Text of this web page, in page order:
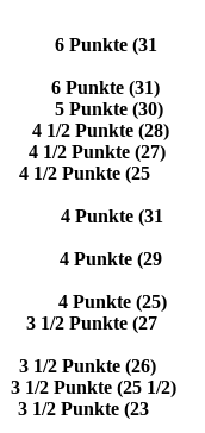
Punkte (31
(31)
(30)
Punkte (28)
Punkte (27)
2 Punkte (25
(31
(29
(25)
(27
Punkte (26)
2 Punkte (25 1/2)
Punkte (23